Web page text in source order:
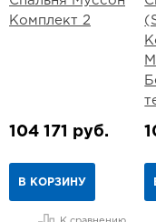
Комплект 2
104 171 руб.
В КОРЗИНУ